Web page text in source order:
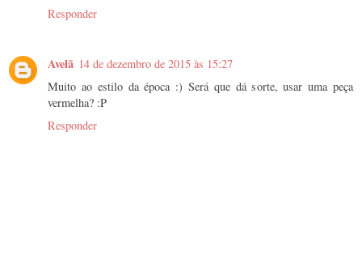
Responder
Avelã 14 de dezembro de 2015 às 15:27
Muito ao estilo da época :) Será que dá sorte, usar uma peça
vermelha? :P
Responder